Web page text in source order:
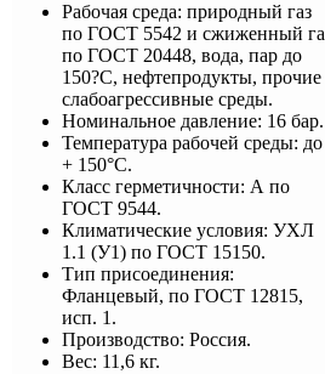
Рабочая среда: природный газ
по ГОСТ 5542 и сжиженный
по ГОСТ 20448, вода, пар до
150?С, нефтепродукты, прочие
слабоагрессивные среды.
Номинальное давление: 16 бар.
Температура рабочей среды: до
+ 150°С.
Класс герметичности: А по
ГОСТ 9544.
Климатические условия: УХЛ
1.1 (У1) по ГОСТ 15150.
Тип присоединения:
Фланцевый, по ГОСТ 12815,
исп. 1.
Производство: Россия.
Вес: 11,6 кг.